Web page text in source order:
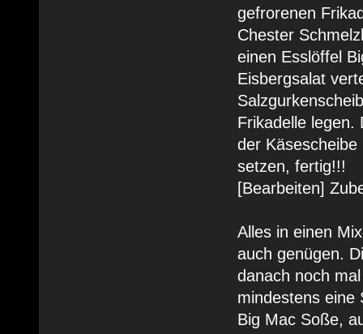
gefrorenen
Chester
einen Esslöffel
Eisbergsalat
Frikadelle
der
setzen, fertig!!!
[Bearbeiten]
Alles in einen
auch genügen.
danach noch
mindestens eine
Big Mac Soße,